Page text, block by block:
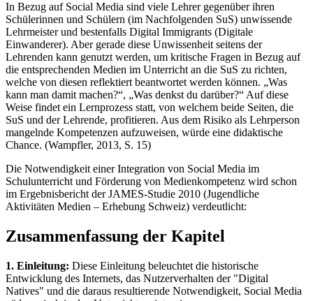
In Bezug auf Social Media sind viele Lehrer gegenüber ihren
Schülerinnen und Schülern (im Nachfolgenden SuS) unwissende
Lehrmeister und bestenfalls Digital Immigrants (Digitale
Einwanderer). Aber gerade diese Unwissenheit seitens der
Lehrenden kann genutzt werden, um kritische Fragen in Bezug auf
die entsprechenden Medien im Unterricht an die SuS zu richten,
welche von diesen reflektiert beantwortet werden können. „Was
kann man damit machen?“, „Was denkst du darüber?“ Auf diese
Weise findet ein Lernprozess statt, von welchem beide Seiten, die
SuS und der Lehrende, profitieren. Aus dem Risiko als Lehrperson
mangelnde Kompetenzen aufzuweisen, würde eine didaktische
Chance. (Wampfler, 2013, S. 15)
Die Notwendigkeit einer Integration von Social Media im
Schulunterricht und Förderung von Medienkompetenz wird schon
im Ergebnisbericht der JAMES-Studie 2010 (Jugendliche
Aktivitäten Medien – Erhebung Schweiz) verdeutlicht:
Zusammenfassung der Kapitel
1. Einleitung: Diese Einleitung beleuchtet die historische
Entwicklung des Internets, das Nutzerverhalten der "Digital
Natives" und die daraus resultierende Notwendigkeit, Social Media